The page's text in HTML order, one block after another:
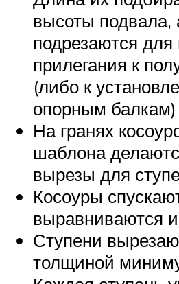
высоты подвала,
подрезаются для
прилегания к
(либо к
опорным балкам)
На гранях
шаблона
вырезы для
Косоуры
выравниваются
Ступени
толщиной